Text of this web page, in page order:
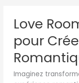
Love
pour
Imaginez
Room
Le
Guide
Ultime
pour